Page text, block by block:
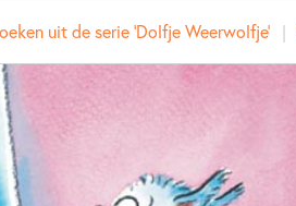
pagina's:
96
Leopold
van dit boek
jaar 9 – 12 jaar Actie &
uit de serie 'Dolfje Weerwolfje'